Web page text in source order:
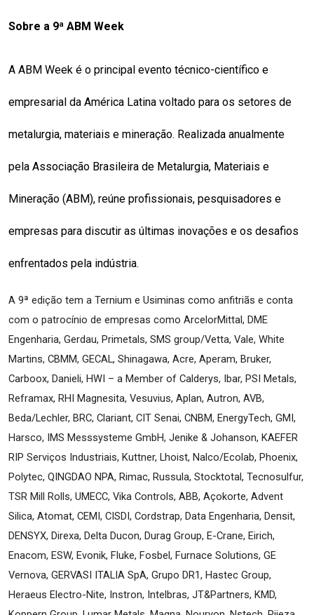
Sobre a 9ª ABM Week
A ABM Week é o principal evento técnico-científico e
empresarial da América Latina voltado para os setores de
metalurgia, materiais e mineração. Realizada anualmente
pela Associação Brasileira de Metalurgia, Materiais e
Mineração (ABM), reúne profissionais, pesquisadores e
empresas para discutir as últimas inovações e os desafios
enfrentados pela indústria.
A 9ª edição tem a Ternium e Usiminas como anfitriãs e conta
com o patrocínio de empresas como ArcelorMittal, DME
Engenharia, Gerdau, Primetals, SMS group/Vetta, Vale, White
Martins, CBMM, GECAL, Shinagawa, Acre, Aperam, Bruker,
Carboox, Danieli, HWI – a Member of Calderys, Ibar, PSI Metals,
Reframax, RHI Magnesita, Vesuvius, Aplan, Autron, AVB,
Beda/Lechler, BRC, Clariant, CIT Senai, CNBM, EnergyTech, GMI,
Harsco, IMS Messsysteme GmbH, Jenike & Johanson, KAEFER
RIP Serviços Industriais, Kuttner, Lhoist, Nalco/Ecolab, Phoenix,
Polytec, QINGDAO NPA, Rimac, Russula, Stocktotal, Tecnosulfur,
TSR Mill Rolls, UMECC, Vika Controls, ABB, Açokorte, Advent
Silica, Atomat, CEMI, CISDI, Cordstrap, Data Engenharia, Densit,
DENSYX, Direxa, Delta Ducon, Durag Group, E-Crane, Eirich,
Enacom, ESW, Evonik, Fluke, Fosbel, Furnace Solutions, GE
Vernova, GERVASI ITALIA SpA, Grupo DR1, Hastec Group,
Heraeus Electro-Nite, Instron, Intelbras, JT&Partners, KMD,